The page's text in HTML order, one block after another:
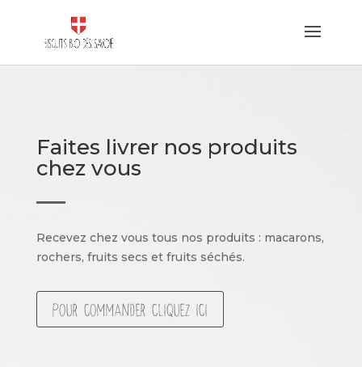
Faites livrer nos produits
chez vous
Recevez chez vous tous nos produits : macarons,
rochers, fruits secs et fruits séchés.
Pour commander cliquez ici